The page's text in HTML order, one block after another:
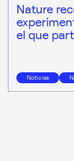
Nature
el que
Noticias